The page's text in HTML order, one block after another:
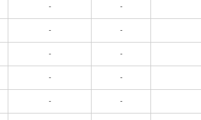
- -
- -
- -
- -
- -